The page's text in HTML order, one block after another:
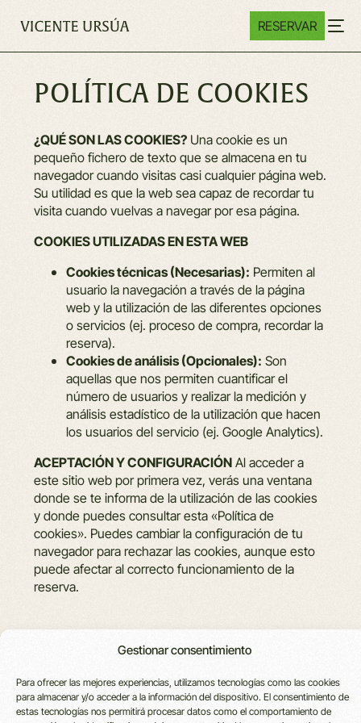
Gestionar consentimiento
Para ofrecer las mejores experiencias, utilizamos tecnologías como las cookies
para almacenar y/o acceder a la información del dispositivo. El consentimiento de
estas tecnologías nos permitirá procesar datos como el comportamiento de
RESERVAR
POLÍTICA DE COOKIES
¿QUÉ SON LAS COOKIES? Una cookie es un
pequeño fichero de texto que se almacena en tu
navegador cuando visitas casi cualquier página web.
Su utilidad es que la web sea capaz de recordar tu
visita cuando vuelvas a navegar por esa página.
COOKIES UTILIZADAS EN ESTA WEB
Cookies técnicas (Necesarias): Permiten al
usuario la navegación a través de la página
web y la utilización de las diferentes opciones
o servicios (ej. proceso de compra, recordar la
reserva).
Cookies de análisis (Opcionales): Son
aquellas que nos permiten cuantificar el
número de usuarios y realizar la medición y
análisis estadístico de la utilización que hacen
los usuarios del servicio (ej. Google Analytics).
ACEPTACIÓN Y CONFIGURACIÓNAl acceder a
este sitio web por primera vez, verás una ventana
donde se te informa de la utilización de las cookies
y donde puedes consultar esta «Política de
cookies». Puedes cambiar la configuración de tu
navegador para rechazar las cookies, aunque esto
puede afectar al correcto funcionamiento de la
reserva.
VICENTE
LOCALIZACIÓN
C. San
CONTACTO
info@vicenteursua.com
LEGAL
Política
REGALA
UBUNTU